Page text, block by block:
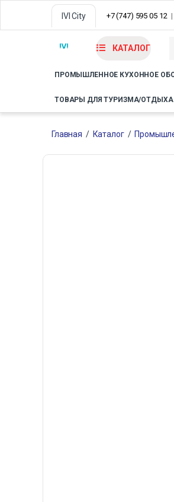
IVI City +7 (747) 595 05 12
КАТАЛОГ
ПРОМЫШЛЕННОЕ КУХОННОЕ
ТОВАРЫ ДЛЯ ТУРИЗМА/ОТДЫХА
Главная / Каталог /